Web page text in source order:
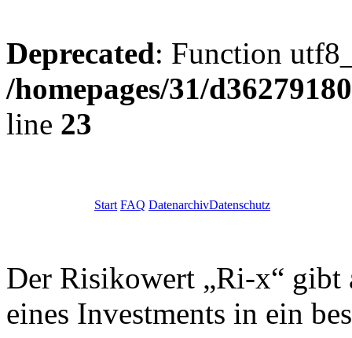
Deprecated: Function
/homepages/31/
line 23
Start FAQ DatenarchivDatenschutz
Der Risikowert „Ri-x“ gibt
eines Investments in ein